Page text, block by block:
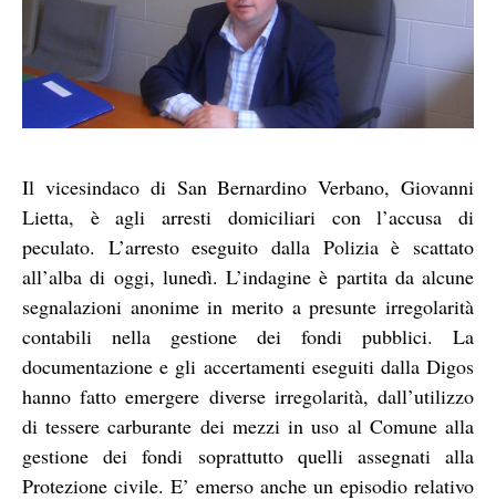
Il vicesindaco di San Bernardino Verbano, Giovanni
Lietta, è agli arresti domiciliari con l’accusa di
peculato. L’arresto eseguito dalla Polizia è scattato
all’alba di oggi, lunedì. L’indagine è partita da alcune
segnalazioni anonime in merito a presunte irregolarità
contabili nella gestione dei fondi pubblici. La
documentazione e gli accertamenti eseguiti dalla Digos
hanno fatto emergere diverse irregolarità, dall’utilizzo
di tessere carburante dei mezzi in uso al Comune alla
gestione dei fondi soprattutto quelli assegnati alla
Protezione civile. E’ emerso anche un episodio relativo